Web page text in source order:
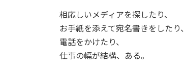
相応しいメディアを探したり、
お手紙を添えて宛名書きをしたり、
電話をかけたり、
仕事の幅が結構、ある。